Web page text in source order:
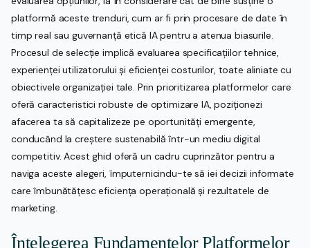
platformă aceste trenduri, cum ar fi prin procesare de date în
timp real sau guvernanță etică IA pentru a atenua biasurile.
Procesul de selecție implică evaluarea specificațiilor tehnice,
experienței utilizatorului și eficienței costurilor, toate aliniate cu
obiectivele organizației tale. Prin prioritizarea platformelor care
oferă caracteristici robuste de optimizare IA, poziționezi
afacerea ta să capitalizeze pe oportunități emergente,
conducând la creștere sustenabilă într-un mediu digital
competitiv. Acest ghid oferă un cadru cuprinzător pentru a
naviga aceste alegeri, împuternicindu-te să iei decizii informate
care îmbunătățesc eficiența operațională și rezultatele de
marketing.
Înțelegerea Fundamentelor Platformelor